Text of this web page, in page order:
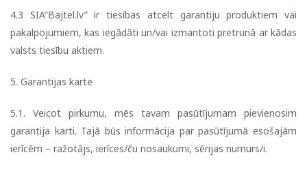
4.3 SIA”Bajtel.lv” ir tiesības atcelt garantiju produktiem vai
pakalpojumiem, kas iegādāti un/vai izmantoti pretrunā ar kādas
valsts tiesību aktiem.
5. Garantijas karte
5.1. Veicot pirkumu, mēs tavam pasūtījumam pievienosim
garantija karti. Tajā būs informācija par pasūtījumā esošajām
ierīcēm – ražotājs, ierīces/ču nosaukumi, sērijas numurs/i.